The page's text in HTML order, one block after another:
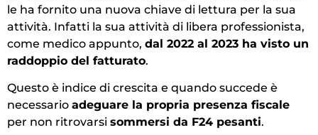
le ha fornito una nuova chiave di lettura per la sua
attività. Infatti la sua attività di libera professionista,
come medico appunto, dal 2022 al 2023 ha visto un
raddoppio del fatturato.
Questo è indice di crescita e quando succede è
necessario adeguare la propria presenza fiscale
per non ritrovarsi sommersi da F24 pesanti.